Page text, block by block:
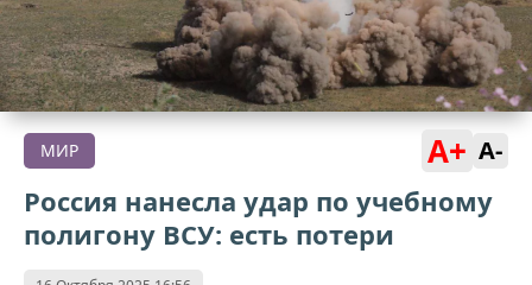
МИР A+ A-
Россия нанесла удар по учебному
полигону ВСУ: есть потери